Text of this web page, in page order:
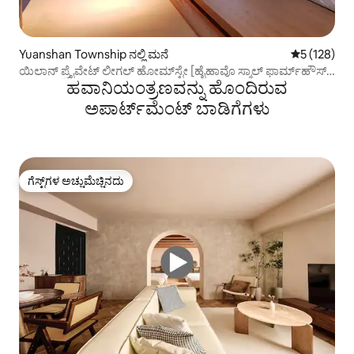
Yuanshan Township ನಲ್ಲಿ ಮನೆ 5 ರಲ್ಲಿ 5
5 (128)
ಯಿಲಾನ್ ಪ್ರೈವೇಟ್ ಲೀಗಲ್ ಹೋಮ್‌ಸ್ಟೇ [ಹೈಹಾವೊ ಸ್ಮಾಲ್ ಫಾರ್ಮ್‌ಹೌಸ್]
ಇಡಿಲಿಕ್ ಟ್ರಿಪ್ಹವಾನಿಯಂತ್ರಣವನ್ನು ಹೊಂದಿರುವ
ಅಪಾರ್ಟ್‌ಮೆಂಟ್‌ ಬಾಡಿಗೆಗಳು
ಗೆಸ್ಟ್‌ಗಳ ಅಚ್ಚುಮೆಚ್ಚಿನದು
ಗೆಸ್ಟ್‌ಗಳ ಅಚ್ಚುಮೆಚ್ಚಿನದು